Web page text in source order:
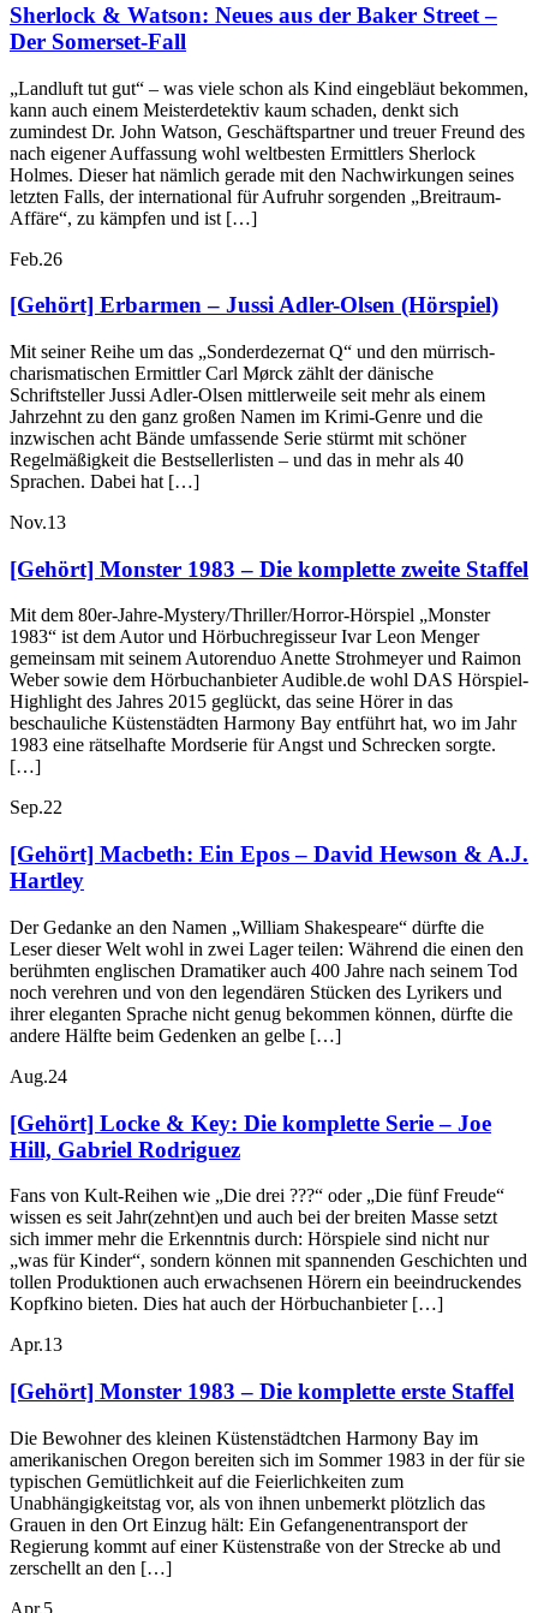
Sherlock & Watson: Neues aus der Baker Street –
Der Somerset-Fall
„Landluft tut gut“ – was viele schon als Kind eingebläut bekommen,
kann auch einem Meisterdetektiv kaum schaden, denkt sich
zumindest Dr. John Watson, Geschäftspartner und treuer Freund des
nach eigener Auffassung wohl weltbesten Ermittlers Sherlock
Holmes. Dieser hat nämlich gerade mit den Nachwirkungen seines
letzten Falls, der international für Aufruhr sorgenden „Breitraum-
Affäre“, zu kämpfen und ist […]
Feb.26
[Gehört] Erbarmen – Jussi Adler-Olsen (Hörspiel)
Mit seiner Reihe um das „Sonderdezernat Q“ und den mürrisch-
charismatischen Ermittler Carl Mørck zählt der dänische
Schriftsteller Jussi Adler-Olsen mittlerweile seit mehr als einem
Jahrzehnt zu den ganz großen Namen im Krimi-Genre und die
inzwischen acht Bände umfassende Serie stürmt mit schöner
Regelmäßigkeit die Bestsellerlisten – und das in mehr als 40
Sprachen. Dabei hat […]
Nov.13
[Gehört] Monster 1983 – Die komplette zweite Staffel
Mit dem 80er-Jahre-Mystery/Thriller/Horror-Hörspiel „Monster
1983“ ist dem Autor und Hörbuchregisseur Ivar Leon Menger
gemeinsam mit seinem Autorenduo Anette Strohmeyer und Raimon
Weber sowie dem Hörbuchanbieter Audible.de wohl DAS Hörspiel-
Highlight des Jahres 2015 geglückt, das seine Hörer in das
beschauliche Küstenstädten Harmony Bay entführt hat, wo im Jahr
1983 eine rätselhafte Mordserie für Angst und Schrecken sorgte.
[…]
Sep.22
[Gehört] Macbeth: Ein Epos – David Hewson & A.J.
Hartley
Der Gedanke an den Namen „William Shakespeare“ dürfte die
Leser dieser Welt wohl in zwei Lager teilen: Während die einen den
berühmten englischen Dramatiker auch 400 Jahre nach seinem Tod
noch verehren und von den legendären Stücken des Lyrikers und
ihrer eleganten Sprache nicht genug bekommen können, dürfte die
andere Hälfte beim Gedenken an gelbe […]
Aug.24
[Gehört] Locke & Key: Die komplette Serie – Joe
Hill, Gabriel Rodriguez
Fans von Kult-Reihen wie „Die drei ???“ oder „Die fünf Freude“
wissen es seit Jahr(zehnt)en und auch bei der breiten Masse setzt
sich immer mehr die Erkenntnis durch: Hörspiele sind nicht nur
„was für Kinder“, sondern können mit spannenden Geschichten und
tollen Produktionen auch erwachsenen Hörern ein beeindruckendes
Kopfkino bieten. Dies hat auch der Hörbuchanbieter […]
Apr.13
[Gehört] Monster 1983 – Die komplette erste Staffel
Die Bewohner des kleinen Küstenstädtchen Harmony Bay im
amerikanischen Oregon bereiten sich im Sommer 1983 in der für sie
typischen Gemütlichkeit auf die Feierlichkeiten zum
Unabhängigkeitstag vor, als von ihnen unbemerkt plötzlich das
Grauen in den Ort Einzug hält: Ein Gefangenentransport der
Regierung kommt auf einer Küstenstraße von der Strecke ab und
zerschellt an den […]
Apr.5